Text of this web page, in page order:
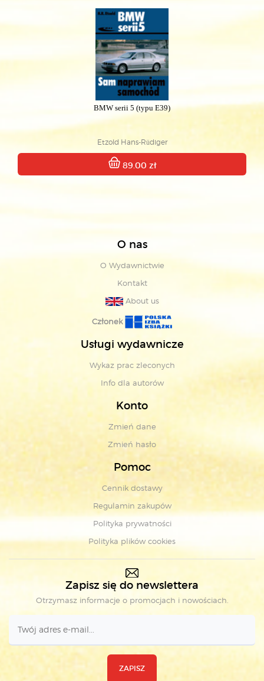
BMW serii 5 (typu E39)
Etzold Hans-Rüdiger
89.00 zł
O nas
O Wydawnictwie
Kontakt
About us
Członek
Usługi wydawnicze
Wykaz prac zleconych
Info dla autorów
Konto
Zmień dane
Zmień hasło
Pomoc
Cennik dostawy
Regulamin zakupów
Polityka prywatności
Polityka plików cookies
Zapisz się do newslettera
Otrzymasz informacje o promocjach i nowościach.
ZAPISZ